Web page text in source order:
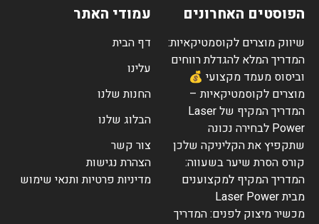
הפוסטים האחרונים
שיווק מוצרים לקוסמטיקאיות:
המדריך המלא להגדלת רווחים
וביסוס מעמד מקצועי 💰
מוצרים לקוסמטיקאיות –
המדריך המקיף של Laser
Power לבחירה נכונה
שתקפיץ את הקליניקה שלכן
קורס הסרת שיער בשעווה:
המדריך המקיף למקצוענים
מבית Laser Power
מכשיר מיצוק לפנים: המדריך
עמודי האתר
דף הבית
עלינו
החנות שלנו
הבלוג שלנו
צור קשר
הצהרת נגישות
מדיניות פרטיות ותנאי שימוש